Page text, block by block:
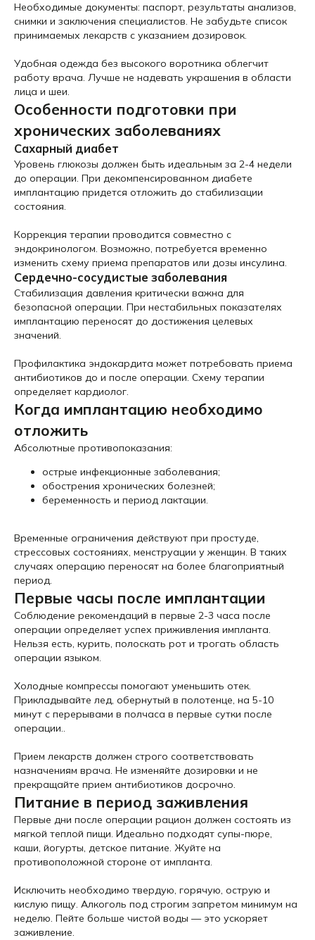
Необходимые документы: паспорт, результаты анализов,
снимки и заключения специалистов. Не забудьте список
принимаемых лекарств с указанием дозировок.
Удобная одежда без высокого воротника облегчит
работу врача. Лучше не надевать украшения в области
лица и шеи.
Особенности подготовки при
хронических заболеваниях
Сахарный диабет
Уровень глюкозы должен быть идеальным за 2-4 недели
до операции. При декомпенсированном диабете
имплантацию придется отложить до стабилизации
состояния.
Коррекция терапии проводится совместно с
эндокринологом. Возможно, потребуется временно
изменить схему приема препаратов или дозы инсулина.
Сердечно-сосудистые заболевания
Стабилизация давления критически важна для
безопасной операции. При нестабильных показателях
имплантацию переносят до достижения целевых
значений.
Профилактика эндокардита может потребовать приема
антибиотиков до и после операции. Схему терапии
определяет кардиолог.
Когда имплантацию необходимо
отложить
Абсолютные противопоказания:
острые инфекционные заболевания;
обострения хронических болезней;
беременность и период лактации.
Временные ограничения действуют при простуде,
стрессовых состояниях, менструации у женщин. В таких
случаях операцию переносят на более благоприятный
период.
Первые часы после имплантации
Соблюдение рекомендаций в первые 2-3 часа после
операции определяет успех приживления импланта.
Нельзя есть, курить, полоскать рот и трогать область
операции языком.
Холодные компрессы помогают уменьшить отек.
Прикладывайте лед, обернутый в полотенце, на 5-10
минут с перерывами в полчаса в первые сутки после
операции..
Прием лекарств должен строго соответствовать
назначениям врача. Не изменяйте дозировки и не
прекращайте прием антибиотиков досрочно.
Питание в период заживления
Первые дни после операции рацион должен состоять из
мягкой теплой пищи. Идеально подходят супы-пюре,
каши, йогурты, детское питание. Жуйте на
противоположной стороне от импланта.
Исключить необходимо твердую, горячую, острую и
кислую пищу. Алкоголь под строгим запретом минимум на
неделю. Пейте больше чистой воды — это ускоряет
заживление.